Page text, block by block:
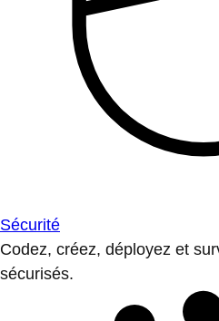
Sécurité
Codez, créez, déployez et
sécurisés.